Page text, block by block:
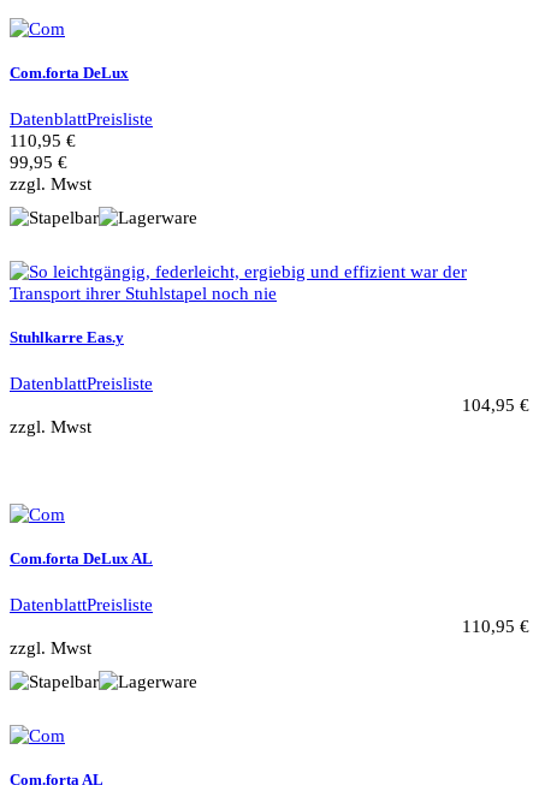
Com.forta DeLux
DatenblattPreisliste
110,95 €
99,95 €
zzgl. Mwst
Stuhlkarre Eas.y
DatenblattPreisliste
104,95 €
zzgl. Mwst
Com.forta DeLux AL
DatenblattPreisliste
110,95 €
zzgl. Mwst
Com.forta AL